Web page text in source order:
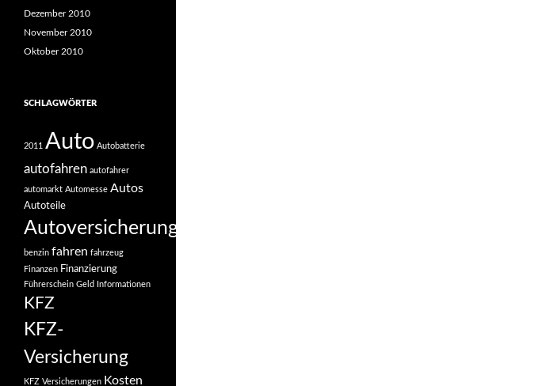
Dezember 2010
November 2010
Oktober 2010
SCHLAGWÖRTER
2011 Auto Autobatterie
autofahren autofahrer
automarkt Automesse Autos
Autoteile
Autoversicherung
benzin fahren fahrzeug
Finanzen Finanzierung
Führerschein Geld Informationen
KFZ
KFZ-
Versicherung
KFZ Versicherungen Kosten